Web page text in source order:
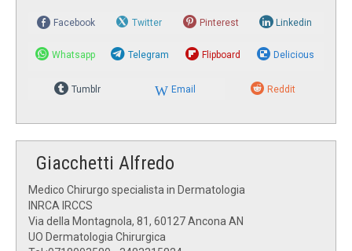
Facebook Twitter Pinterest Linkedin
Whatsapp Telegram Flipboard Delicious
Tumblr Email Reddit
Giacchetti Alfredo
Medico Chirurgo specialista in Dermatologia
INRCA IRCCS
Via della Montagnola, 81, 60127 Ancona AN
UO Dermatologia Chirurgica